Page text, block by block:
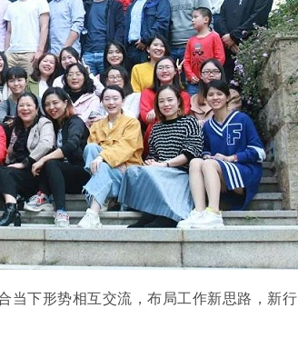
当下形势相互交流，布局工作新思路，新行